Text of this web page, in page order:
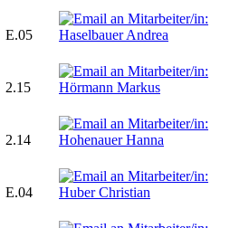
E.05
2.15
2.14
E.04